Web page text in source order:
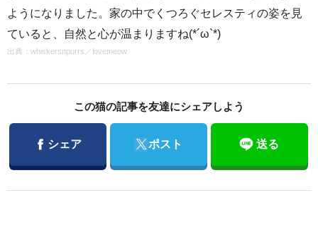
ようになりました。家の中でくつろぐセレスティの姿を見
ていると、自然と心が温まりますね(*´ω`*)
出典： whiskersnpurrs ／ lovemeow
この猫の記事を友達にシェアしよう
Facebook
シェア Twitter
ポスト 送る